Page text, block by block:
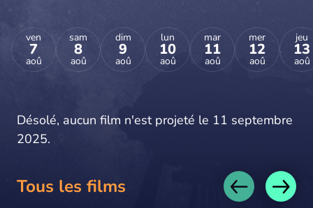
ven
7
aoû
sam
8
aoû
dim
9
aoû
lun
10
aoû
mar
11
aoû
mer
12
aoû
jeu
13
aoû
Désolé, aucun film n'est projeté le 11 septembre
2025.
Tous les films